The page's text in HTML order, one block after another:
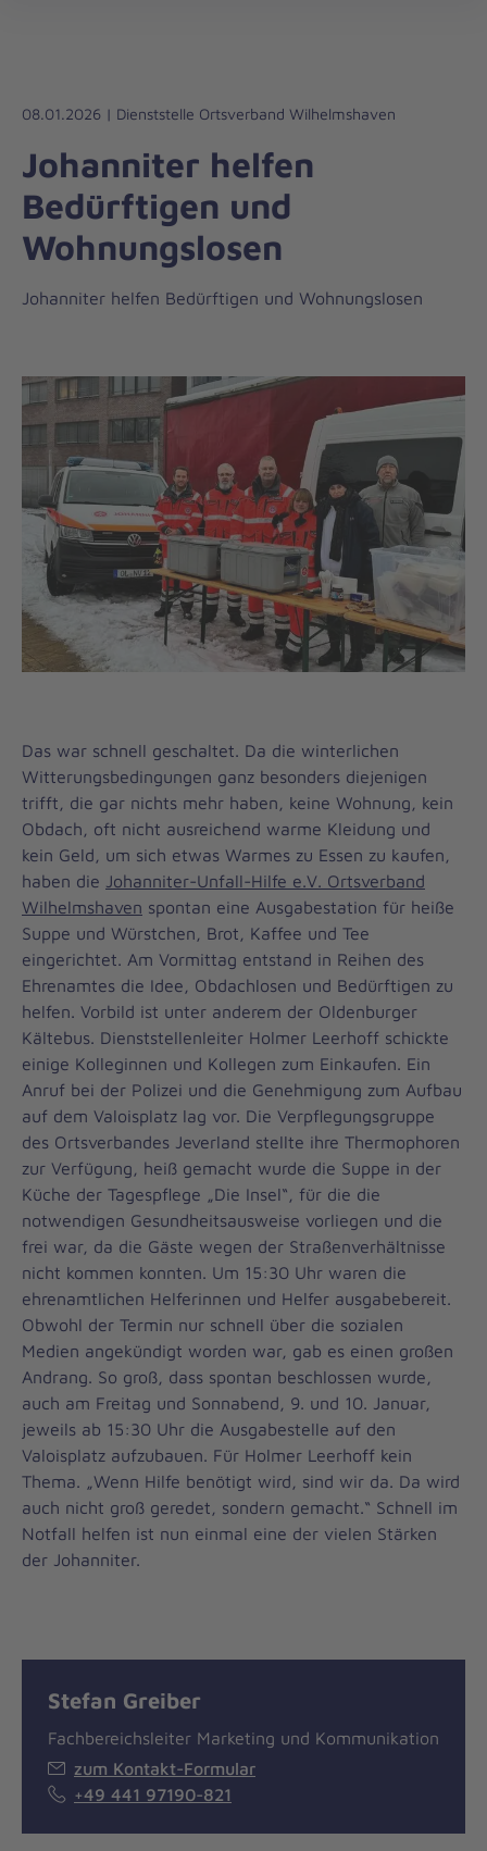
08.01.2026 | Dienststelle Ortsverband Wilhelmshaven
Johanniter helfen
Bedürftigen und
Wohnungslosen
Johanniter helfen Bedürftigen und Wohnungslosen
Das war schnell geschaltet. Da die winterlichen
Witterungsbedingungen ganz besonders diejenigen
trifft, die gar nichts mehr haben, keine Wohnung, kein
Obdach, oft nicht ausreichend warme Kleidung und
kein Geld, um sich etwas Warmes zu Essen zu kaufen,
haben die Johanniter-Unfall-Hilfe e.V. Ortsverband
Wilhelmshaven spontan eine Ausgabestation für heiße
Suppe und Würstchen, Brot, Kaffee und Tee
eingerichtet. Am Vormittag entstand in Reihen des
Ehrenamtes die Idee, Obdachlosen und Bedürftigen zu
helfen. Vorbild ist unter anderem der Oldenburger
Kältebus. Dienststellenleiter Holmer Leerhoff schickte
einige Kolleginnen und Kollegen zum Einkaufen. Ein
Anruf bei der Polizei und die Genehmigung zum Aufbau
auf dem Valoisplatz lag vor. Die Verpflegungsgruppe
des Ortsverbandes Jeverland stellte ihre Thermophoren
zur Verfügung, heiß gemacht wurde die Suppe in der
Küche der Tagespflege „Die Insel“, für die die
notwendigen Gesundheitsausweise vorliegen und die
frei war, da die Gäste wegen der Straßenverhältnisse
nicht kommen konnten. Um 15:30 Uhr waren die
ehrenamtlichen Helferinnen und Helfer ausgabebereit.
Obwohl der Termin nur schnell über die sozialen
Medien angekündigt worden war, gab es einen großen
Andrang. So groß, dass spontan beschlossen wurde,
auch am Freitag und Sonnabend, 9. und 10. Januar,
jeweils ab 15:30 Uhr die Ausgabestelle auf den
Valoisplatz aufzubauen. Für Holmer Leerhoff kein
Thema. „Wenn Hilfe benötigt wird, sind wir da. Da wird
auch nicht groß geredet, sondern gemacht.“ Schnell im
Notfall helfen ist nun einmal eine der vielen Stärken
der Johanniter.
Stefan Greiber
Fachbereichsleiter Marketing und Kommunikation
zum Kontakt-Formular
+49 441 97190-821